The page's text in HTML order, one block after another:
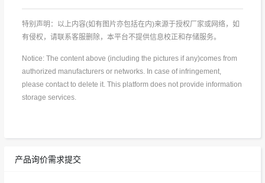
特别声明：以上内容(如有图片亦包括在内)来源于授权厂家或网络，如
有侵权，请联系客服删除，本平台不提供信息校正和存储服务。
Notice: The content above (including the pictures if any)comes from
authorized manufacturers or networks. In case of infringement,
please contact to delete it. This platform does not provide information
storage services.
产品询价需求提交